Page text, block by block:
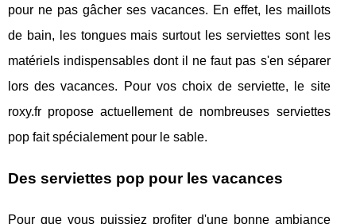
pour ne pas gâcher ses vacances. En effet, les maillots
de bain, les tongues mais surtout les serviettes sont les
matériels indispensables dont il ne faut pas s'en séparer
lors des vacances. Pour vos choix de serviette, le site
roxy.fr propose actuellement de nombreuses serviettes
pop fait spécialement pour le sable.
Des serviettes pop pour les vacances
Pour que vous puissiez profiter d'une bonne ambiance